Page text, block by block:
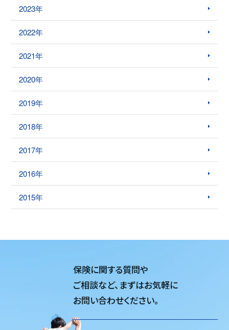
2023年
2022年
2021年
2020年
2019年
2018年
2017年
2016年
2015年
保険に関する質問や
ご相談など、 まずはお気軽に
お問い合わせください。